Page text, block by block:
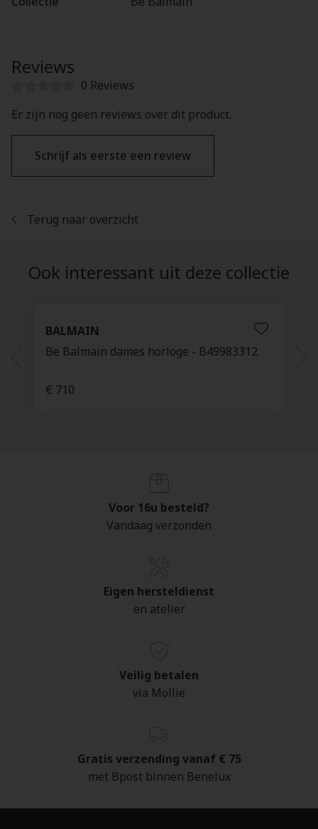
Reviews
0 Reviews
Er zijn nog geen reviews over dit product.
Schrijf als eerste een review
Terug naar overzicht
Ook interessant uit deze collectie
BALMAIN
Be Balmain dames horloge - B49983312
€ 710
Voor 16u besteld?
Vandaag verzonden
Eigen hersteldienst
en atelier
Veilig betalen
via Mollie
Gratis verzending vanaf € 75
met Bpost binnen Benelux